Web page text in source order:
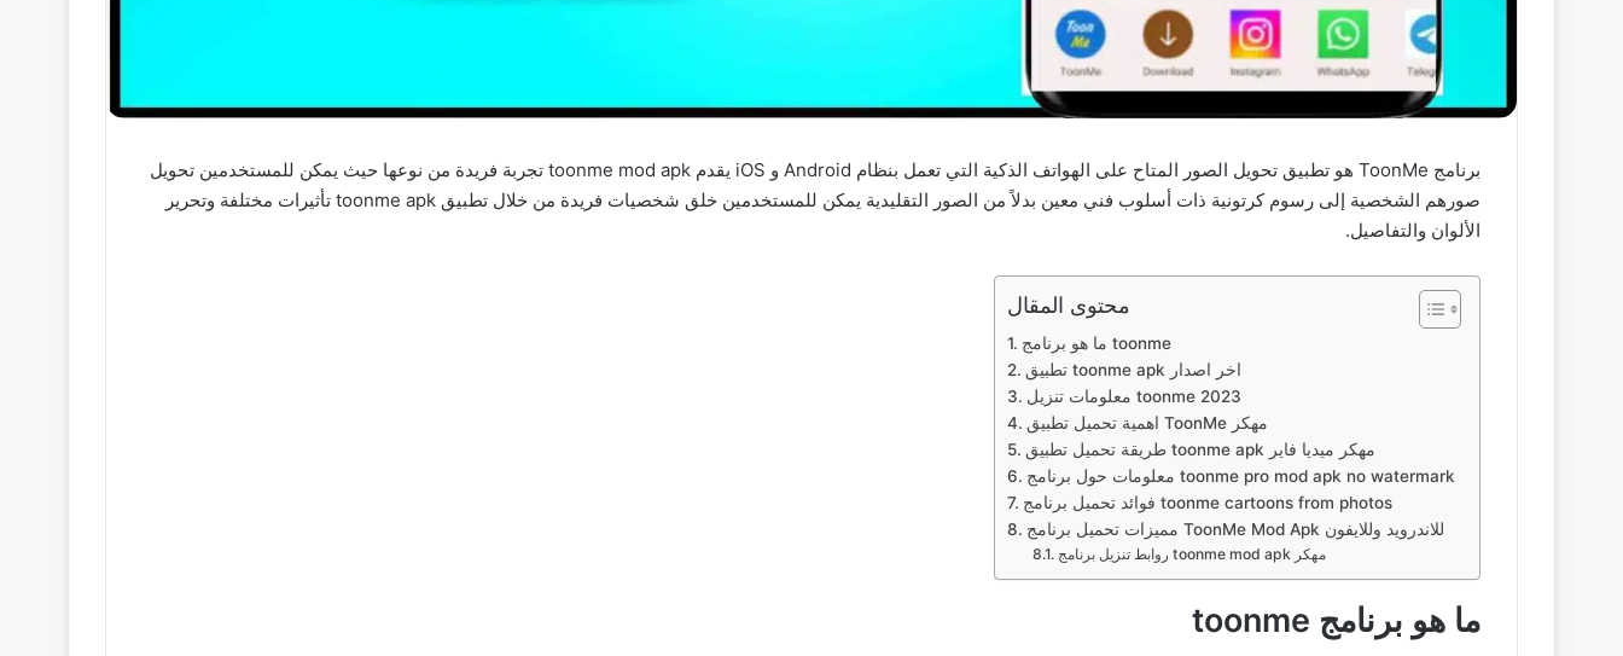
برنامج ToonMe هو تطبيق تحويل الصور المتاح على الهواتف الذكية التي تعمل بنظام Android و iOS يقدم toonme mod apk تجربة فريدة من نوعها حيث يمكن للمستخدمين تحويل
صورهم الشخصية إلى رسوم كرتونية ذات أسلوب فني معين بدلاً من الصور التقليدية يمكن للمستخدمين خلق شخصيات فريدة من خلال تطبيق toonme apk تأثيرات مختلفة وتحرير
الألوان والتفاصيل.
محتوى المقال
ما هو برنامج toonme
تطبيق toonme apk اخر اصدار
معلومات تنزيل toonme 2023
اهمية تحميل تطبيق ToonMe مهكر
طريقة تحميل تطبيق toonme apk مهكر ميديا فاير
معلومات حول برنامج toonme pro mod apk no watermark
فوائد تحميل برنامج toonme cartoons from photos
مميزات تحميل برنامج ToonMe Mod Apk للاندرويد وللايفون
روابط تنزيل برنامج toonme mod apk مهكر
ما هو برنامج toonme